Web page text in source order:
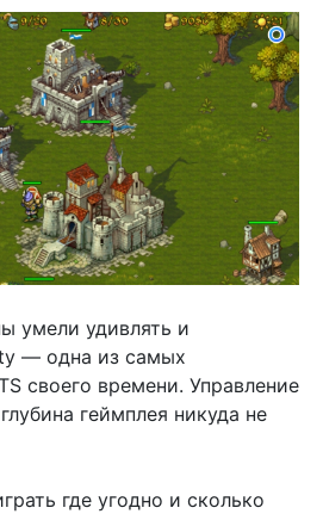
умели удивлять и
— одна из самых
своего времени. Управление
геймплея никуда не
где угодно и сколько